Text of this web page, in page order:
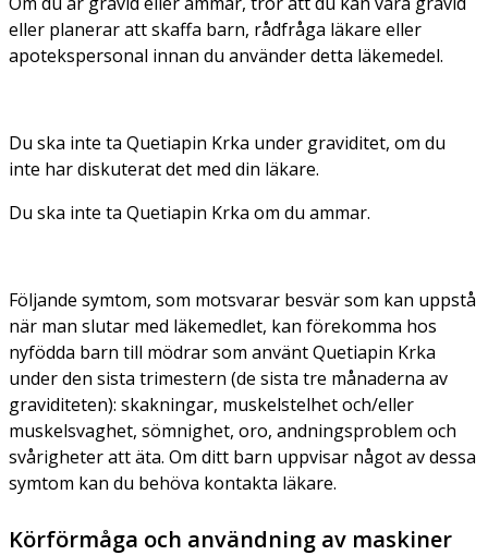
eller planerar att skaffa barn, rådfråga läkare eller
apotekspersonal innan du använder detta läkemedel.
Du ska inte ta Quetiapin Krka under graviditet, om du
inte har diskuterat det med din läkare.
Du ska inte ta Quetiapin Krka om du ammar.
Följande symtom, som motsvarar besvär som kan uppstå
när man slutar med läkemedlet, kan förekomma hos
nyfödda barn till mödrar som använt Quetiapin Krka
under den sista trimestern (de sista tre månaderna av
graviditeten): skakningar, muskelstelhet och/eller
muskelsvaghet, sömnighet, oro, andningsproblem och
svårigheter att äta. Om ditt barn uppvisar något av dessa
symtom kan du behöva kontakta läkare.
Körförmåga och användning av maskiner